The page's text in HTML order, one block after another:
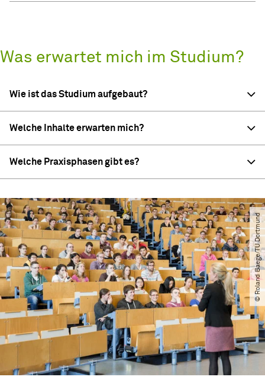
Was erwartet mich im Studium?
Wie ist das Studium aufgebaut?
Welche Inhalte erwarten mich?
Welche Praxisphasen gibt es?
© Roland Baege​/​TU Dortmund